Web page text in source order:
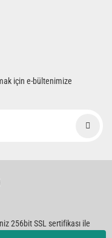
için e-bültenimize
256bit SSL sertifikası ile